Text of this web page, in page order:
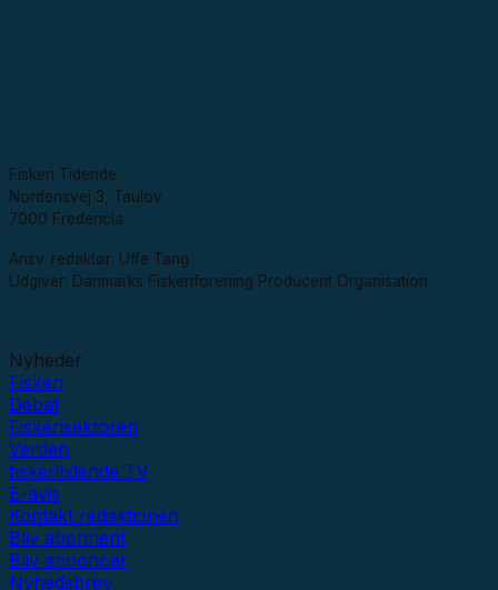
Fiskeri Tidende
Nordensvej 3, Taulov
7000 Fredericia
Ansv. redaktør: Uffe Tang
Udgiver: Danmarks Fiskeriforening Producent Organisation
Nyheder
Fiskeri
Debat
Fiskerisektoren
Verden
fiskeritidende TV
E-avis
Kontakt redaktionen
Bliv abonnent
Bliv annoncør
Nyhedsbrev